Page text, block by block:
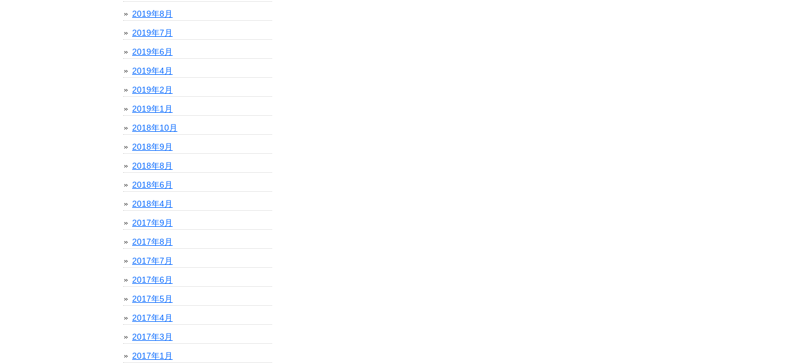
2019年8月
2019年7月
2019年6月
2019年4月
2019年2月
2019年1月
2018年10月
2018年9月
2018年8月
2018年6月
2018年4月
2017年9月
2017年8月
2017年7月
2017年6月
2017年5月
2017年4月
2017年3月
2017年1月